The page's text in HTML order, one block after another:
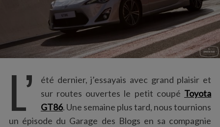
L’
été dernier, j’essayais avec grand plaisir et
sur routes ouvertes le petit coupé Toyota
GT86. Une semaine plus tard, nous tournions
un épisode du Garage des Blogs en sa compagnie